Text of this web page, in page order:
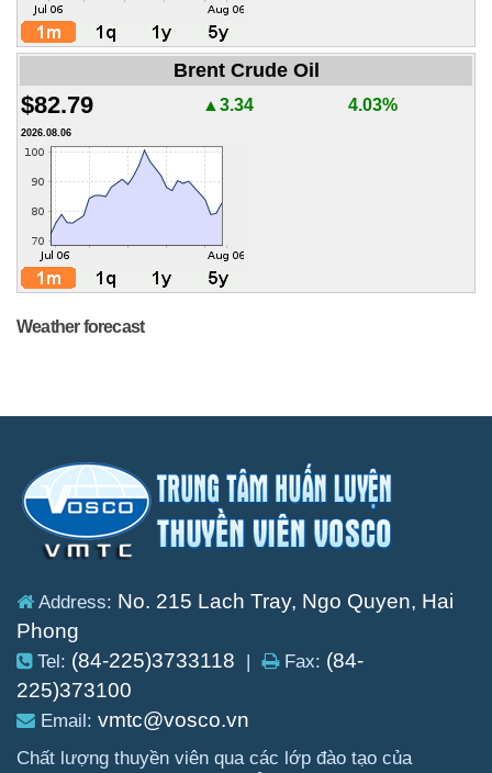
Brent Crude Oil
$82.79 ▲3.34 4.03%
2026.08.06
Weather forecast
Address: No. 215 Lach Tray, Ngo Quyen, Hai
Phong
Tel: (84-225)3733118 | Fax: (84-
225)373100
Email: vmtc@vosco.vn
Chất lượng thuyền viên qua các lớp đào tạo của